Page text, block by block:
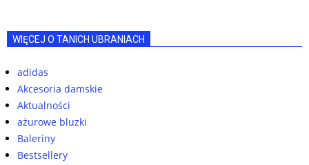
WIĘCEJ O TANICH UBRANIACH
adidas
Akcesoria damskie
Aktualności
ażurowe bluzki
Baleriny
Bestsellery